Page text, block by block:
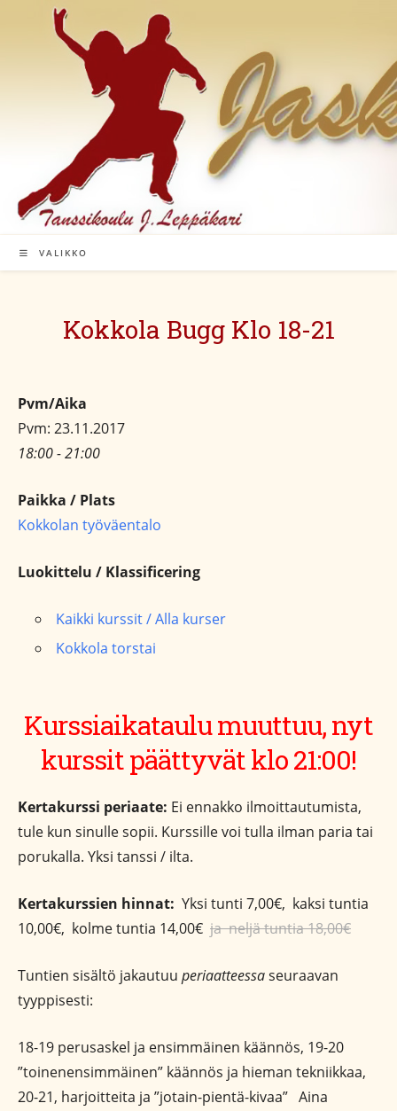
VALIKKO
Kokkola Bugg Klo 18-21
Pvm/Aika
Pvm: 23.11.2017
18:00 - 21:00
Paikka / Plats
Kokkolan työväentalo
Luokittelu / Klassificering
Kaikki kurssit / Alla kurser
Kokkola torstai
Kurssiaikataulu muuttuu, nyt
kurssit päättyvät klo 21:00!
Kertakurssi periaate: Ei ennakko ilmoittautumista,
tule kun sinulle sopii. Kurssille voi tulla ilman paria tai
porukalla. Yksi tanssi / ilta.
Kertakurssien hinnat: Yksi tunti 7,00€, kaksi tuntia
10,00€, kolme tuntia 14,00€ ja neljä tuntia 18,00€
Tuntien sisältö jakautuu periaatteessaseuraavan
tyyppisesti:
18-19 perusaskel ja ensimmäinen käännös, 19-20
”toinenensimmäinen” käännös ja hieman tekniikkaa,
20-21, harjoitteita ja ”jotain-pientä-kivaa” Aina